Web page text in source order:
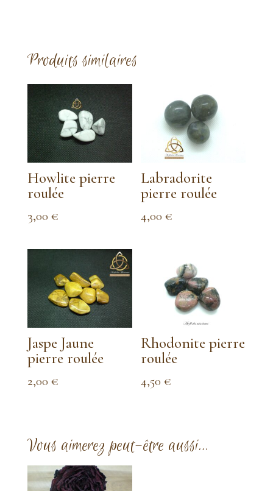
Produits similaires
Howlite pierre
roulée
3,00 €
Labradorite
pierre roulée
4,00€
Jaspe Jaune
pierre roulée
2,00 €
Rhodonite pierre
roulée
4,50€
Vous aimerez peut-être aussi…